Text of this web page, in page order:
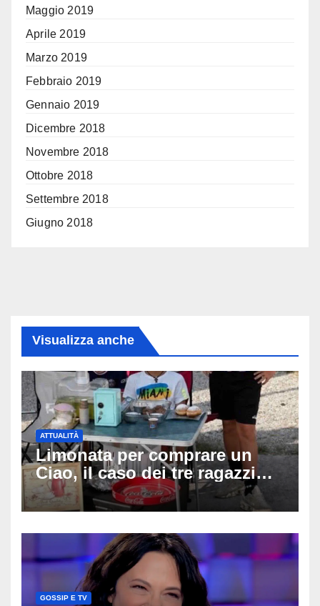
Maggio 2019
Aprile 2019
Marzo 2019
Febbraio 2019
Gennaio 2019
Dicembre 2018
Novembre 2018
Ottobre 2018
Settembre 2018
Giugno 2018
Visualizza anche
ATTUALITÀ
Limonata per comprare un
Ciao, il caso dei tre ragazzi
divide l’Italia: Fedriga li invita
in Regione, Vannacci li
GOSSIP E TV